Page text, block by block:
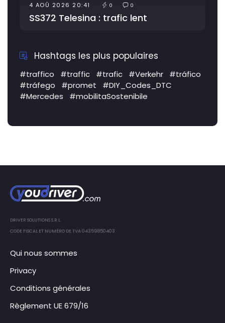
4 AOÛ 2026 20:41 0 0
SS372 Telesina : trafic lent
Hashtags les plus populaires
#traffico #traffic #trafic #Verkehr
#tráfico
#tráfego
#promet
#DIY_Codes_DTC
#Mercedes
#mobilitaSostenibile
DRIVER SOLUTIONS S.R.L.
CODE FISCAL ET NUMÉRO DE TVA 04359850403
Qui nous sommes
Privacy
Conditions générales
Règlement UE 679/16